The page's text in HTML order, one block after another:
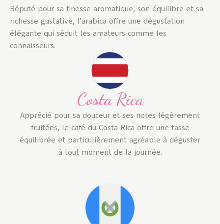
Réputé pour sa finesse aromatique, son équilibre et sa
richesse gustative, l’arabica offre une dégustation
élégante qui séduit les amateurs comme les
connaisseurs.
Costa Rica
Apprécié pour sa douceur et ses notes légèrement
fruitées, le café du Costa Rica offre une tasse
équilibrée et particulièrement agréable à déguster
à tout moment de la journée.